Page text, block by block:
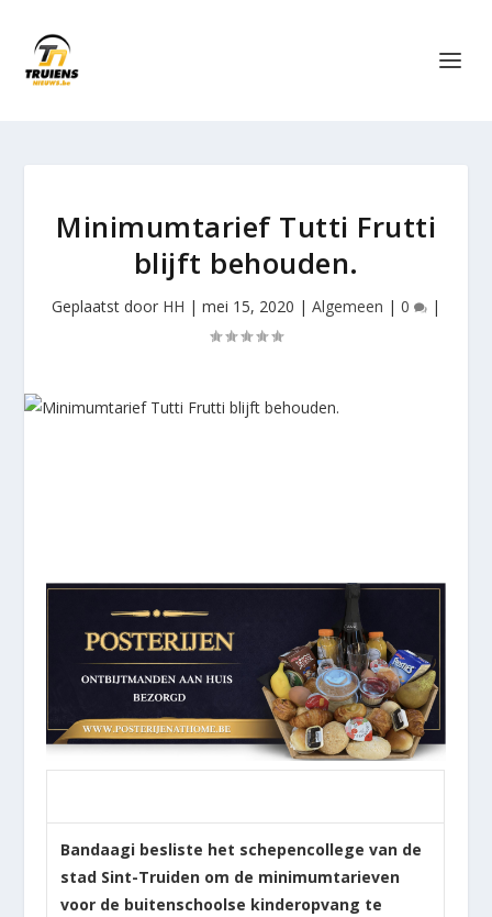
Minimumtarief Tutti Frutti
blijft behouden.
Geplaatst door HH | mei 15, 2020 | Algemeen | 0 |
Bandaagi besliste het schepencollege van de
stad Sint-Truiden om de minimumtarieven
voor de buitenschoolse kinderopvang te